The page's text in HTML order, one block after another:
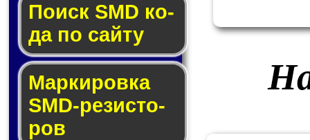
Поиск SMD ко­
да по сай­ту
Маркировка
SMD-ре­зис­то­
ров